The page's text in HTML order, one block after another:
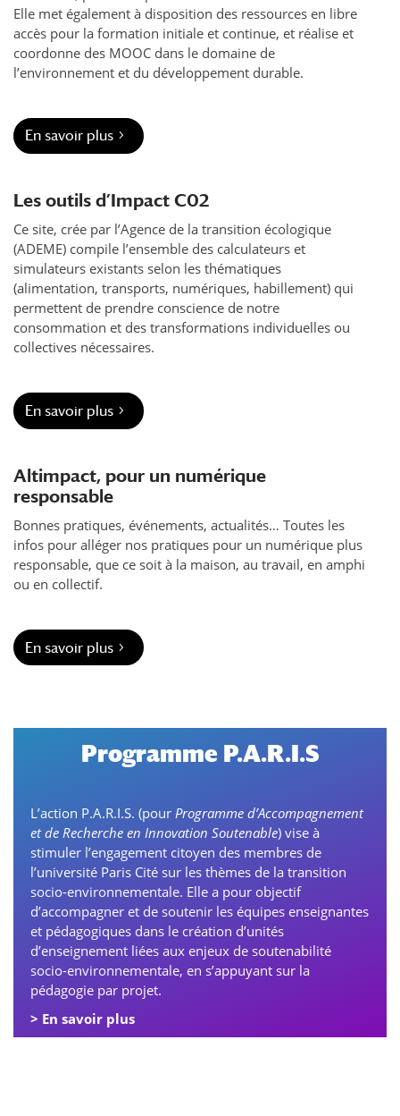
Elle met également à disposition des ressources en libre
accès pour la formation initiale et continue, et réalise et
coordonne des MOOC dans le domaine de
l’environnement et du développement durable.
En savoir plus
Les outils d’Impact C02
Ce site, crée par l’Agence de la transition écologique
(ADEME) compile l’ensemble des calculateurs et
simulateurs existants selon les thématiques
(alimentation, transports, numériques, habillement) qui
permettent de prendre conscience de notre
consommation et des transformations individuelles ou
collectives nécessaires.
En savoir plus
Altimpact, pour un numérique
responsable
Bonnes pratiques, événements, actualités… Toutes les
infos pour alléger nos pratiques pour un numérique plus
responsable, que ce soit à la maison, au travail, en amphi
ou en collectif.
En savoir plus
Programme P.A.R.I.S
L’action P.A.R.I.S. (pour Programme d’Accompagnement
et de Recherche en Innovation Soutenable) vise à
stimuler l’engagement citoyen des membres de
l’université Paris Cité sur les thèmes de la transition
socio-environnementale. Elle a pour objectif
d’accompagner et de soutenir les équipes enseignantes
et pédagogiques dans le création d’unités
d’enseignement liées aux enjeux de soutenabilité
socio-environnementale, en s’appuyant sur la
pédagogie par projet.
> En savoir plus